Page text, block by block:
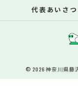
代表あいさつ
© 2026 神奈川県藤